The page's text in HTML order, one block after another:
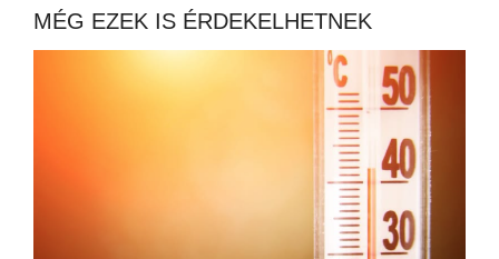
MÉG EZEK IS ÉRDEKELHETNEK